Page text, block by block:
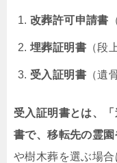
改葬許可申請書
埋葬証明書 （段
受入証明書 （遺
受入証明書とは、
書で、移転先の霊園
や樹木葬を選ぶ場